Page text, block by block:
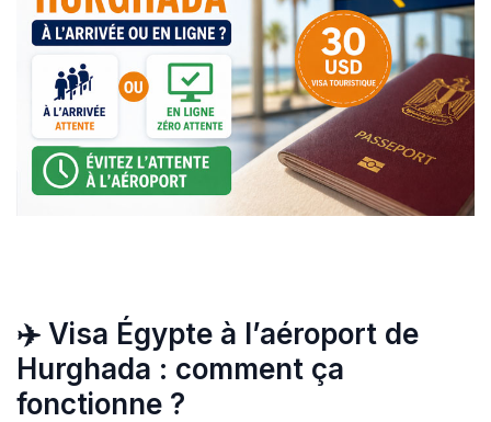
✈️ Visa Égypte à l’aéroport de
Hurghada : comment ça
fonctionne ?